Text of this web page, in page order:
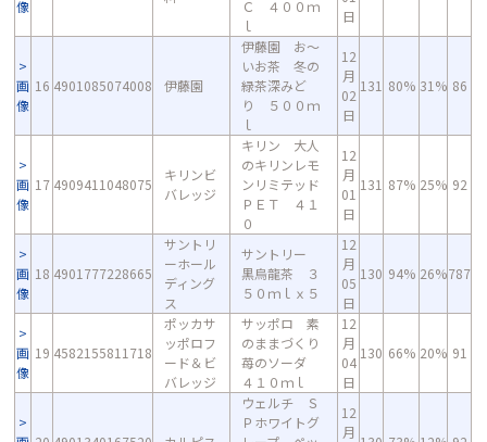
像
Ｃ ４００ｍ
ｌ
日
画
像
16 4901085074008 伊藤園
伊藤園 お～
いお茶 冬の
緑茶深みど
り ５００ｍ
ｌ
12
月
02
日
131 80% 31% 86
画
像
17 4909411048075
キリンビ
バレッジ
キリン 大人
のキリンレモ
ンリミテッド
ＰＥＴ ４１
０
12
月
01
日
131 87% 25% 92
画
像
18 4901777228665
サントリ
ーホール
ディング
ス
サントリー
黒烏龍茶 ３
５０ｍｌｘ５
12
月
05
日
130 94% 26%787
画
像
19 4582155811718
ポッカサ
ッポロフ
ード＆ビ
バレッジ
サッポロ 素
のままづくり
苺のソーダ
４１０ｍｌ
12
月
04
日
130 66% 20% 91
ウェルチ Ｓ
Ｐホワイトグ
12
月